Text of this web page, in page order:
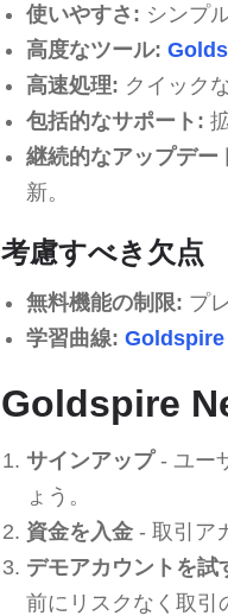
使いやすさ: シンプ
高度なツール:
高速処理: クイック
包括的なサポート:
継続的なアップデー
新。
考慮すべき欠点
無料機能の制限: プ
学習曲線: Goldspire
Goldspire
サインアップ- ユー
ょう。
資金を入金- 取引ア
デモアカウントを試
前にリスクなく取引